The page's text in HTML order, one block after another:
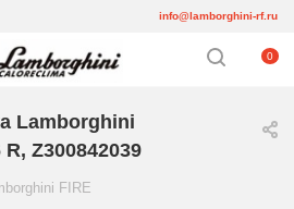
info@lamborghini-rf.ru
0
Lamborghini
Z300842039
FIRE